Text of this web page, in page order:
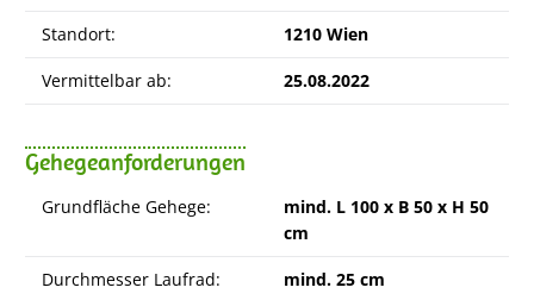
Standort: 1210 Wien
Vermittelbar ab: 25.08.2022
Gehegeanforderungen
Grundfläche Gehege:
mind. L 100 x B 50 x H 50
cm
Durchmesser Laufrad: mind. 25 cm